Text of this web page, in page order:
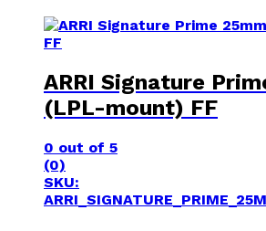
ARRI Signature
(LPL-mount) FF
0 out of 5
(0)
SKU: